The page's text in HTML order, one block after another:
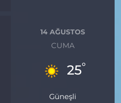
14 AĞUSTOS
CUMA
25°
Güneşli